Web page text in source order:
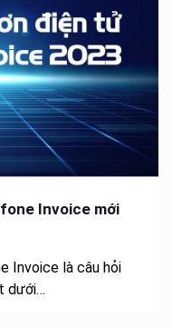
Invoice mới
Invoice là câu hỏi
dưới…